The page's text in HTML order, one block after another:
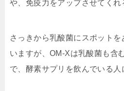
や、免疫力をアップさせてくれ
さっきから乳酸菌にスポット
いますが、OM-Xは乳酸菌も含
で、酵素サプリを飲んでいる人